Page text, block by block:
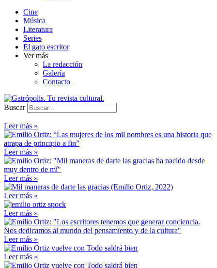
Cine
Música
Literatura
Series
El gato escritor
Ver más
La redacción
Galería
Contacto
Buscar
Leer más »
Leer más »
Leer más »
Leer más »
Leer más »
Leer más »
Leer más »